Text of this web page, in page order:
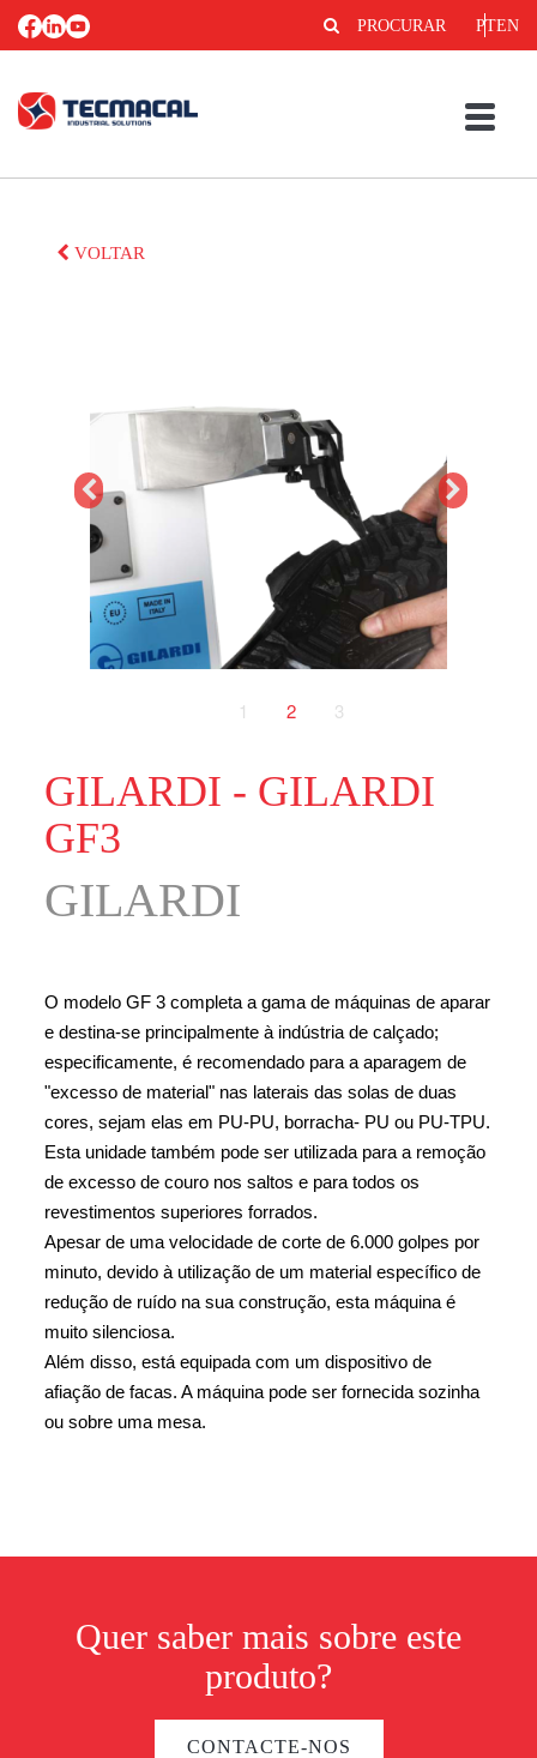
EN
PT
PROCURAR
VOLTAR
1 2 3
GILARDI - GILARDI
GF3
GILARDI
O modelo GF 3 completa a gama de máquinas de aparar
e destina-se principalmente à indústria de calçado;
especificamente, é recomendado para a aparagem de
"excesso de material" nas laterais das solas de duas
cores, sejam elas em PU-PU, borracha- PU ou PU-TPU.
Esta unidade também pode ser utilizada para a remoção
de excesso de couro nos saltos e para todos os
revestimentos superiores forrados.
Apesar de uma velocidade de corte de 6.000 golpes por
minuto, devido à utilização de um material específico de
redução de ruído na sua construção, esta máquina é
muito silenciosa.
Além disso, está equipada com um dispositivo de
afiação de facas. A máquina pode ser fornecida sozinha
ou sobre uma mesa.
Quer saber mais sobre este
produto?
CONTACTE-NOS